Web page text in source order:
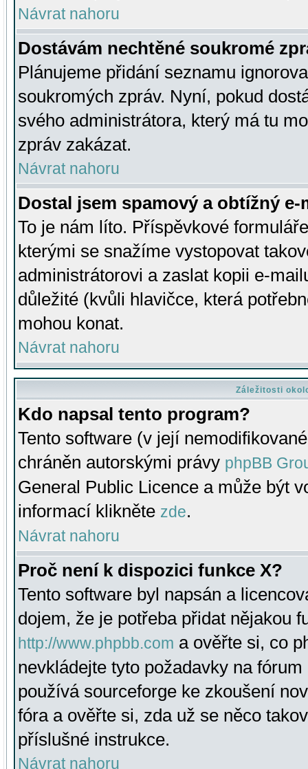
Návrat nahoru
Dostávám nechtěné soukromé
Plánujeme přidání seznamu
soukromých zpráv. Nyní, pokud
svého administrátora, který má tu
zpráv zakázat.
Návrat nahoru
Dostal jsem spamový a obtížný
To je nám líto. Příspěvkové
kterými se snažíme vystopovat
administrátorovi a zaslat kopii e-
důležité (kvůli hlavičce, která
mohou konat.
Návrat nahoru
Záležitosti
Kdo napsal tento program?
Tento software (v její
chráněn autorskými právy phpBB
General Public Licence a může být
informací klikněte zde.
Návrat nahoru
Proč není k dispozici funkce X?
Tento software byl napsán a
dojem, že je potřeba přidat nějakou
http://www.phpbb.com a ověřte si, co
nevkládejte tyto požadavky na
používá sourceforge ke zkoušení
fóra a ověřte si, zda už se něco
příslušné instrukce.
Návrat nahoru